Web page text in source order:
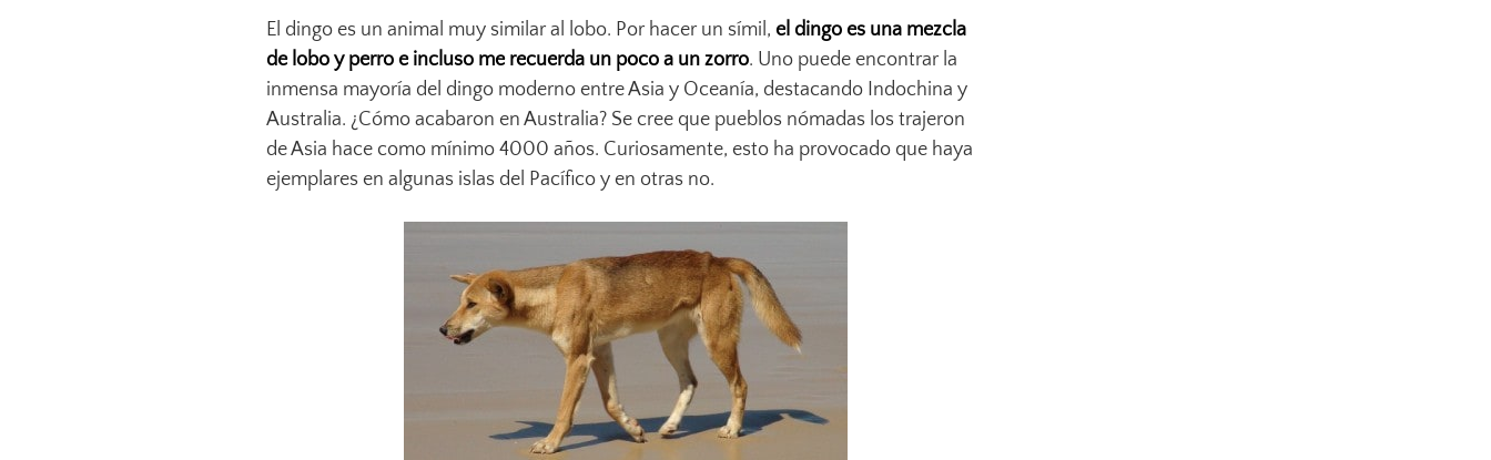
El dingo es un animal muy similar al lobo. Por hacer un símil, el dingo es una mezcla
de lobo y perro e incluso me recuerda un poco a un zorro. Uno puede encontrar la
inmensa mayoría del dingo moderno entre Asia y Oceanía, destacando Indochina y
Australia. ¿Cómo acabaron en Australia? Se cree que pueblos nómadas los trajeron
de Asia hace como mínimo 4000 años. Curiosamente, esto ha provocado que haya
ejemplares en algunas islas del Pacífico y en otras no.